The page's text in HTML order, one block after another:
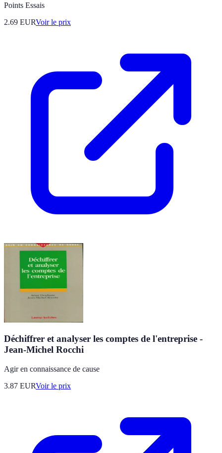
Points Essais
2.69 EURVoir le prix
Déchiffrer et analyser les comptes de l'entreprise -
Jean-Michel Rocchi
Agir en connaissance de cause
3.87 EURVoir le prix